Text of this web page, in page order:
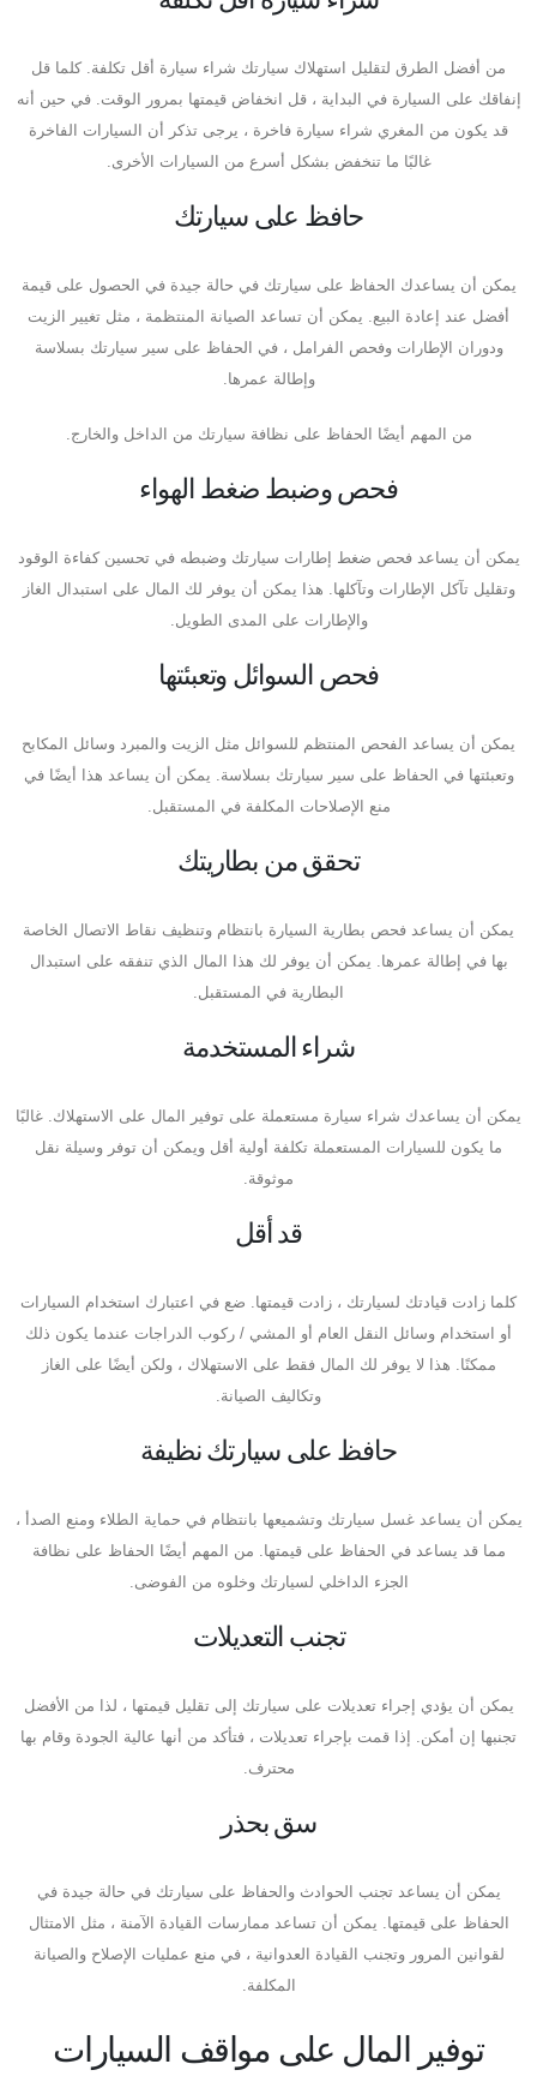
من أفضل الطرق لتقليل استهلاك سيارتك شراء سيارة أقل تكلفة. كلما قل
إنفاقك على السيارة في البداية ، قل انخفاض قيمتها بمرور الوقت. في حين أنه
قد يكون من المغري شراء سيارة فاخرة ، يرجى تذكر أن السيارات الفاخرة
غالبًا ما تنخفض بشكل أسرع من السيارات الأخرى.
حافظ على سيارتك
يمكن أن يساعدك الحفاظ على سيارتك في حالة جيدة في الحصول على قيمة
أفضل عند إعادة البيع. يمكن أن تساعد الصيانة المنتظمة ، مثل تغيير الزيت
ودوران الإطارات وفحص الفرامل ، في الحفاظ على سير سيارتك بسلاسة
وإطالة عمرها.
من المهم أيضًا الحفاظ على نظافة سيارتك من الداخل والخارج.
فحص وضبط ضغط الهواء
يمكن أن يساعد فحص ضغط إطارات سيارتك وضبطه في تحسين كفاءة الوقود
وتقليل تآكل الإطارات وتآكلها. هذا يمكن أن يوفر لك المال على استبدال الغاز
والإطارات على المدى الطويل.
فحص السوائل وتعبئتها
يمكن أن يساعد الفحص المنتظم للسوائل مثل الزيت والمبرد وسائل المكابح
وتعبئتها في الحفاظ على سير سيارتك بسلاسة. يمكن أن يساعد هذا أيضًا في
منع الإصلاحات المكلفة في المستقبل.
تحقق من بطاريتك
يمكن أن يساعد فحص بطارية السيارة بانتظام وتنظيف نقاط الاتصال الخاصة
بها في إطالة عمرها. يمكن أن يوفر لك هذا المال الذي تنفقه على استبدال
البطارية في المستقبل.
شراء المستخدمة
يمكن أن يساعدك شراء سيارة مستعملة على توفير المال على الاستهلاك. غالبًا
ما يكون للسيارات المستعملة تكلفة أولية أقل ويمكن أن توفر وسيلة نقل
موثوقة.
قد أقل
كلما زادت قيادتك لسيارتك ، زادت قيمتها. ضع في اعتبارك استخدام السيارات
أو استخدام وسائل النقل العام أو المشي / ركوب الدراجات عندما يكون ذلك
ممكنًا. هذا لا يوفر لك المال فقط على الاستهلاك ، ولكن أيضًا على الغاز
وتكاليف الصيانة.
حافظ على سيارتك نظيفة
يمكن أن يساعد غسل سيارتك وتشميعها بانتظام في حماية الطلاء ومنع الصدأ ،
مما قد يساعد في الحفاظ على قيمتها. من المهم أيضًا الحفاظ على نظافة
الجزء الداخلي لسيارتك وخلوه من الفوضى.
تجنب التعديلات
يمكن أن يؤدي إجراء تعديلات على سيارتك إلى تقليل قيمتها ، لذا من الأفضل
تجنبها إن أمكن. إذا قمت بإجراء تعديلات ، فتأكد من أنها عالية الجودة وقام بها
محترف.
سق بحذر
يمكن أن يساعد تجنب الحوادث والحفاظ على سيارتك في حالة جيدة في
الحفاظ على قيمتها. يمكن أن تساعد ممارسات القيادة الآمنة ، مثل الامتثال
لقوانين المرور وتجنب القيادة العدوانية ، في منع عمليات الإصلاح والصيانة
المكلفة.
توفير المال على مواقف السيارات